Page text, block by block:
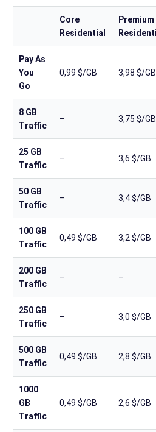
Core
Residential
Premium
Pay As
You
Go
0,99 $/GB 3,98 $/GB
8 GB
Traffic
– 3,75 $/GB
25 GB
Traffic
– 3,6 $/GB
50 GB
Traffic
– 3,4 $/GB
100 GB
Traffic
0,49 $/GB 3,2 $/GB
200 GB
Traffic
– –
250 GB
Traffic
– 3,0 $/GB
500 GB
Traffic
0,49 $/GB 2,8 $/GB
1000
GB
Traffic
0,49 $/GB 2,6 $/GB